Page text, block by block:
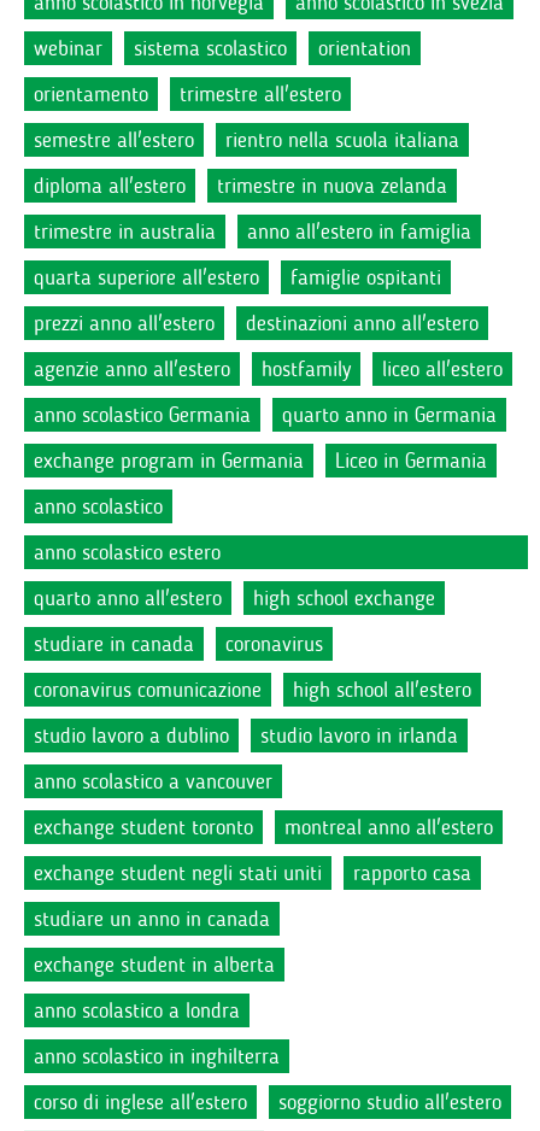
webinar
sistema scolastico
orientation
orientamento
trimestre all'estero
semestre all'estero
rientro nella scuola italiana
diploma all'estero
trimestre in nuova zelanda
trimestre in australia
anno all'estero in famiglia
quarta superiore all'estero
famiglie ospitanti
prezzi anno all'estero
destinazioni anno all'estero
agenzie anno all'estero
hostfamily
liceo all'estero
anno scolastico Germania
quarto anno in Germania
exchange program in Germania
Liceo in Germania
anno scolastico
anno scolastico estero
quarto anno all'estero
high school exchange
studiare in canada
coronavirus
coronavirus comunicazione
high school all'estero
studio lavoro a dublino
studio lavoro in irlanda
anno scolastico a vancouver
exchange student toronto
montreal anno all'estero
exchange student negli stati uniti
rapporto casa
studiare un anno in canada
exchange student in alberta
anno scolastico a londra
anno scolastico in inghilterra
corso di inglese all'estero
soggiorno studio all'estero